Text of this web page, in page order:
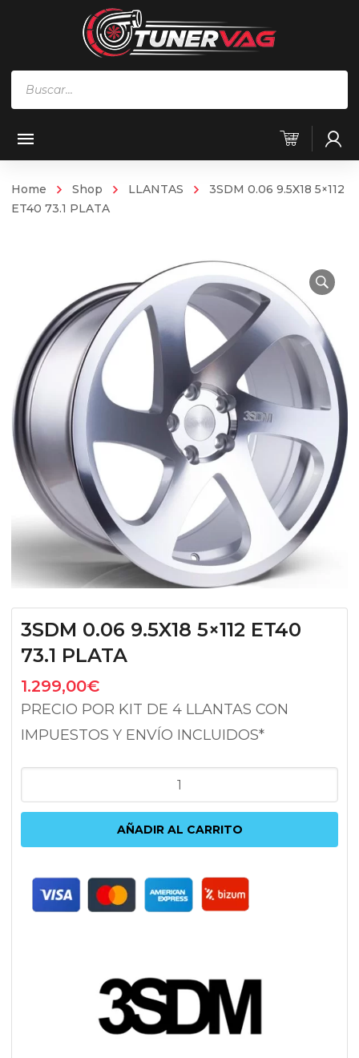
Home Shop LLANTAS
3SDM 0.06 9.5X18 5×112
ET40 73.1 PLATA
3SDM 0.06 9.5X18 5×112 ET40
73.1 PLATA
1.299,00€
PRECIO POR KIT DE 4 LLANTAS CON
IMPUESTOS Y ENVÍO INCLUIDOS*
0.06
5x112
73.1
PLATA
AÑADIR AL CARRITO